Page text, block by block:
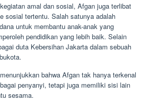
amal dan sosial, Afgan juga terlibat
sosial tertentu. Salah satunya adalah
untuk membantu anak-anak yang
pendidikan yang lebih baik. Selain
duta Kebersihan Jakarta dalam sebuah
bahwa Afgan tak hanya terkenal
penyanyi, tetapi juga memiliki sisi lain
sesama.